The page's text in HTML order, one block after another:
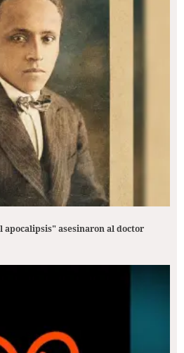
apocalipsis" asesinaron al doctor